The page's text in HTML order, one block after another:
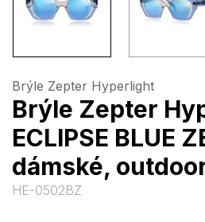
Brýle Zepter Hyperlight
Brýle Zepter
ECLIPSE BLUE
dámské,
HE-0502BZ